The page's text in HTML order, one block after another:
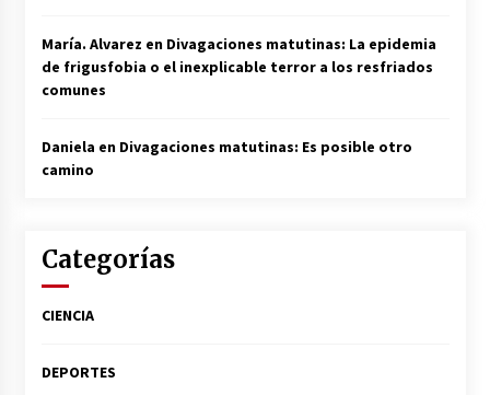
María. Alvarez en Divagaciones matutinas: La epidemia
de frigusfobia o el inexplicable terror a los resfriados
comunes
Daniela en Divagaciones matutinas: Es posible otro
camino
Categorías
CIENCIA
DEPORTES